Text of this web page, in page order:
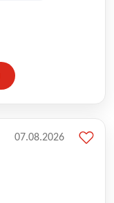
07.08.2026